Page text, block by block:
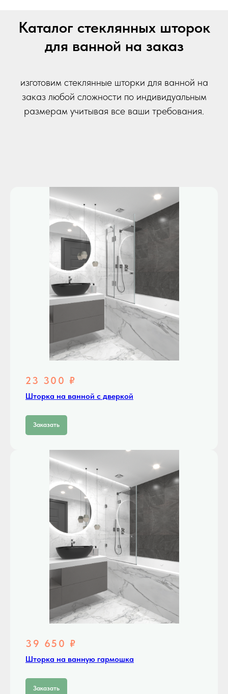
Каталог стеклянных шторок
для ванной на заказ
изготовим стеклянные шторки для ванной на
заказ любой сложности по индивидуальным
размерам учитывая все ваши требования.
23 300 ₽
Шторка на ванной с дверкой
Заказать
39 650 ₽
Шторка на ванную гармошка
Заказать